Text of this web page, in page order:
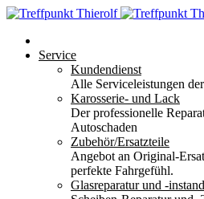
Service
Kundendienst
Alle Serviceleistungen
Karosserie- und Lack
Der professionelle
Autoschaden
Zubehör/Ersatzteile
Angebot an Original-
perfekte Fahrgefühl.
Glasreparatur und -